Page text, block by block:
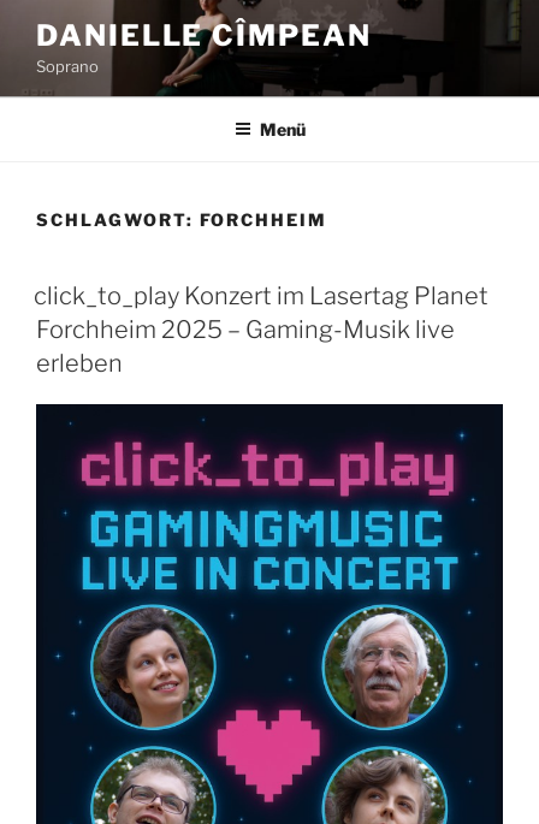
Inhalt
springen
DANIELLE CÎMPEAN
Soprano
Menü
SCHLAGWORT: FORCHHEIM
click_to_play Konzert im Lasertag Planet
Forchheim 2025 – Gaming-Musik live
erleben